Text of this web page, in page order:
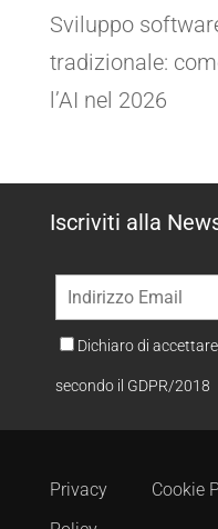
Sviluppo
tradizionale:
l’AI nel 2026
Iscriviti alla
Dichiaro di
secondo il GDPR/2018
Privacy Cookie